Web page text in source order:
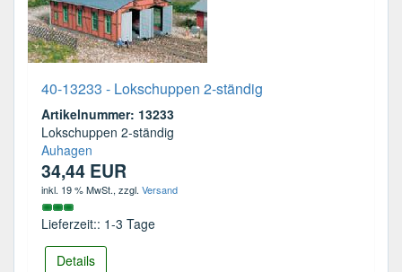
40-13233 - Lokschuppen 2-ständig
Artikelnummer: 13233
Lokschuppen 2-ständig
Auhagen
34,44 EUR
inkl. 19 % MwSt., zzgl. Versand
Lieferzeit:: 1-3 Tage
Details